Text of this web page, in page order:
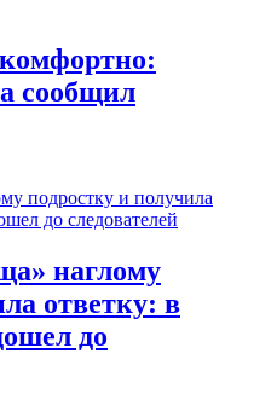
сообщил
наглому
ответку: в
до